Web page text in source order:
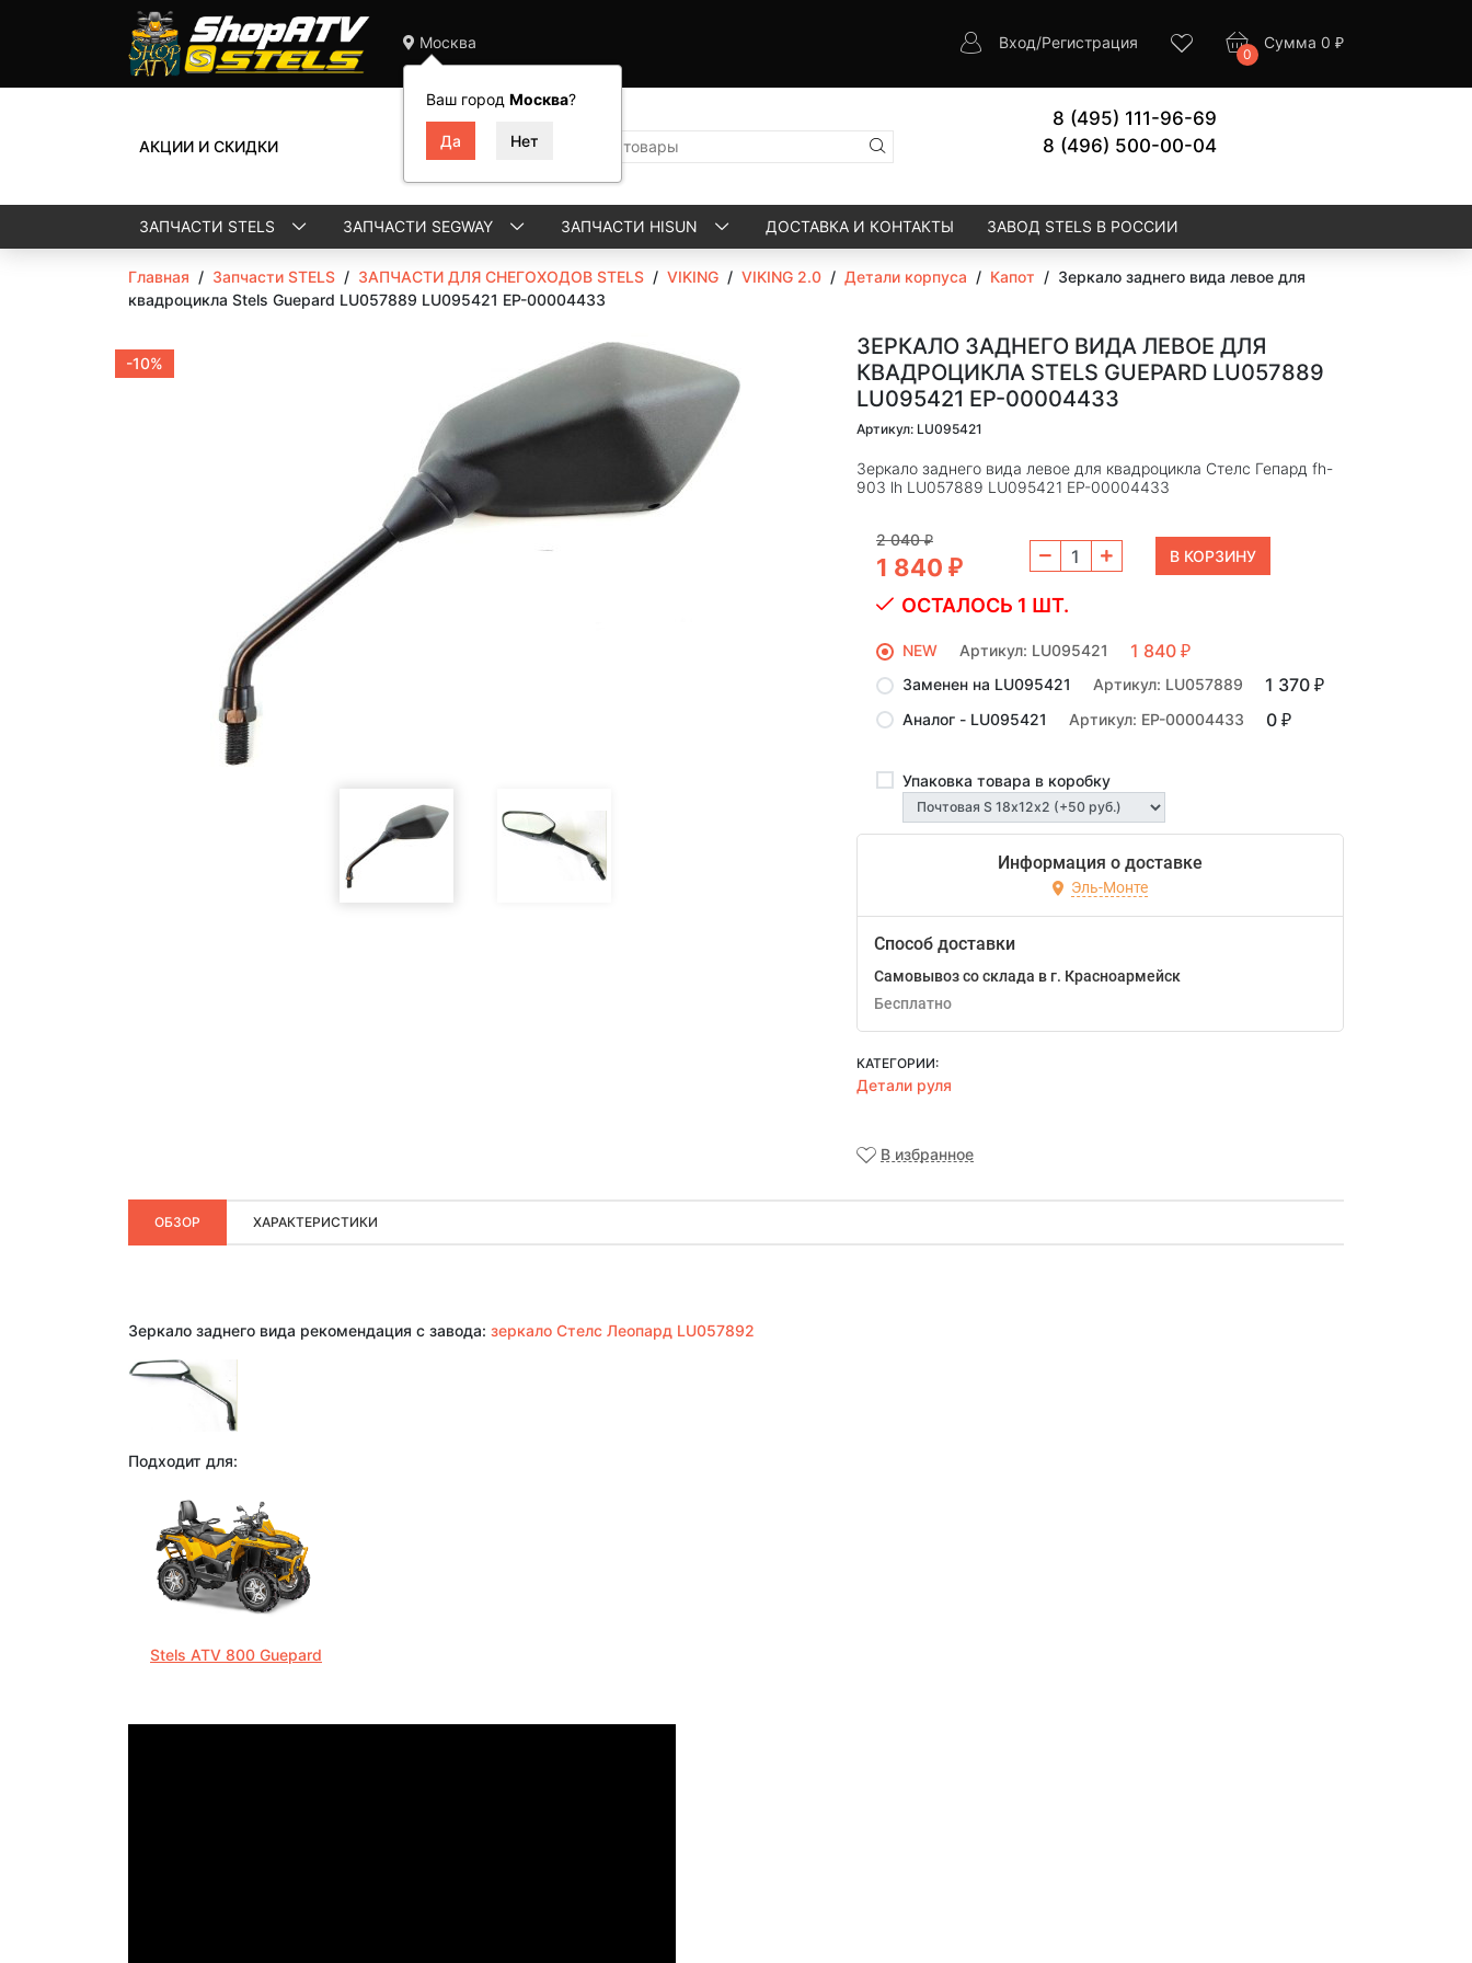
Москва
Ваш город Москва?
Вход/Регистрация
0
Сумма 0 ₽
АКЦИИ И СКИДКИ
8 (495) 111-96-69
8 (496) 500-00-04
ЗАПЧАСТИ STELS ЗАПЧАСТИ SEGWAY ЗАПЧАСТИ HISUN ДОСТАВКА И КОНТАКТЫ ЗАВОД STELS В РОССИИ
Главная / Запчасти STELS / ЗАПЧАСТИ ДЛЯ СНЕГОХОДОВ STELS / VIKING / VIKING 2.0 / Детали корпуса / Капот / Зеркало заднего вида левое для
квадроцикла Stels Guepard LU057889 LU095421 EP-00004433
-10%
ЗЕРКАЛО ЗАДНЕГО ВИДА ЛЕВОЕ ДЛЯ
КВАДРОЦИКЛА STELS GUEPARD LU057889
LU095421 EP-00004433
Артикул: LU095421
Зеркало заднего вида левое для квадроцикла Стелс Гепард fh-
903 lh LU057889 LU095421 EP-00004433
2 040₽
1 840 ₽
ОСТАЛОСЬ 1 ШТ.
NEW Артикул: LU095421 1 840 ₽
Заменен на LU095421
Артикул: LU057889 1 370 ₽
Аналог - LU095421
Артикул: EP-00004433 0 ₽
Упаковка товара в коробку
Информация о доставке
Эль-Монте
Способ доставки
Самовывоз со склада в г. Красноармейск
Бесплатно
КАТЕГОРИИ:
Детали руля
В избранное
ОБЗОР ХАРАКТЕРИСТИКИ
Зеркало заднего вида рекомендация с завода: зеркало Стелс Леопард LU057892
Подходит для:
Stels ATV 800 Guepard